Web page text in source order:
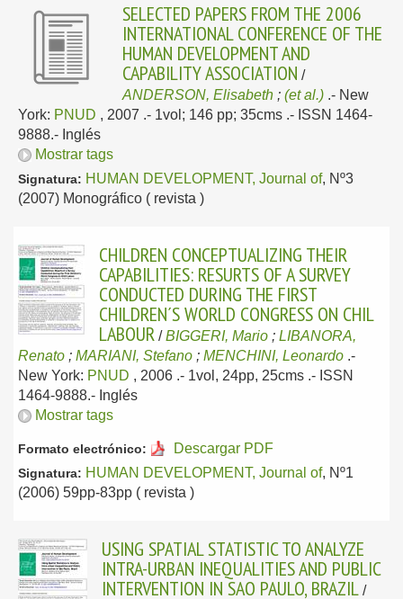
SELECTED PAPERS FROM THE 2006
INTERNATIONAL CONFERENCE OF THE
HUMAN DEVELOPMENT AND
CAPABILITY ASSOCIATION /
ANDERSON, Elisabeth ; (et al.) .- New
York: PNUD , 2007 .- 1vol; 146 pp; 35cms .- ISSN 1464-
9888.- Inglés
Mostrar tags
Signatura: HUMAN DEVELOPMENT, Journal of, Nº3
(2007) Monográfico ( revista )
CHILDREN CONCEPTUALIZING THEIR
CAPABILITIES: RESURTS OF A SURVEY
CONDUCTED DURING THE FIRST
CHILDREN´S WORLD CONGRESS ON CHIL
LABOUR /BIGGERI, Mario ; LIBANORA,
Renato ; MARIANI, Stefano ; MENCHINI, Leonardo .-
New York: PNUD , 2006 .- 1vol, 24pp, 25cms .- ISSN
1464-9888.- Inglés
Mostrar tags
Formato electrónico: Descargar PDF
Signatura: HUMAN DEVELOPMENT, Journal of, Nº1
(2006) 59pp-83pp ( revista )
USING SPATIAL STATISTIC TO ANALYZE
INTRA-URBAN INEQUALITIES AND PUBLIC
INTERVENTION IN SAO PAULO, BRAZIL /